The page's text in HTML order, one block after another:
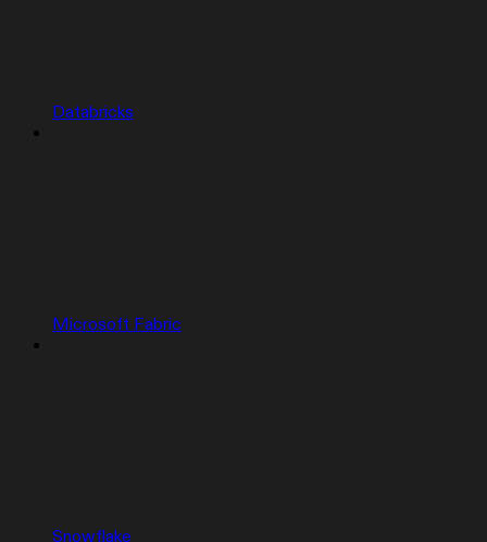
Databricks
Microsoft Fabric
Snowflake